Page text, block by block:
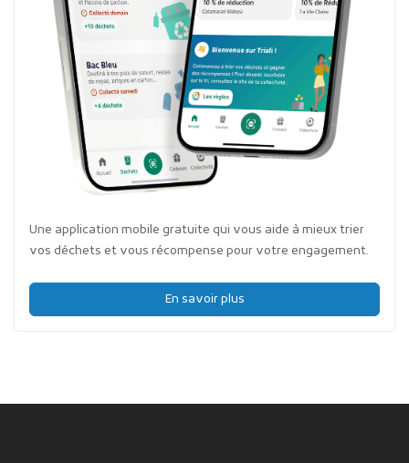
Une application mobile gratuite qui vous aide à mieux trier
vos déchets et vous récompense pour votre engagement.
En savoir plus